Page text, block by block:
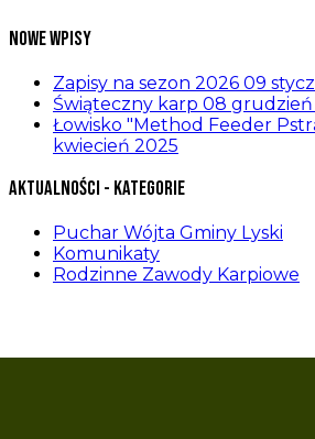
Nowe wpisy
Zapisy na sezon 2026 09
Świąteczny karp 08 grudzień
Łowisko "Method Feeder
kwiecień 2025
Aktualności - kategorie
Puchar Wójta Gminy Lyski
Komunikaty
Rodzinne Zawody Karpiowe